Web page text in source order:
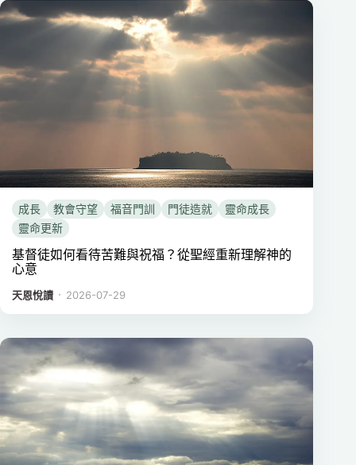
成長 教會守望 福音門訓 門徒造就
靈命成長
靈命更新
基督徒如何看待苦難與祝福？從聖經重新理解神的
心意
天恩悅讀 ． 2026-07-29